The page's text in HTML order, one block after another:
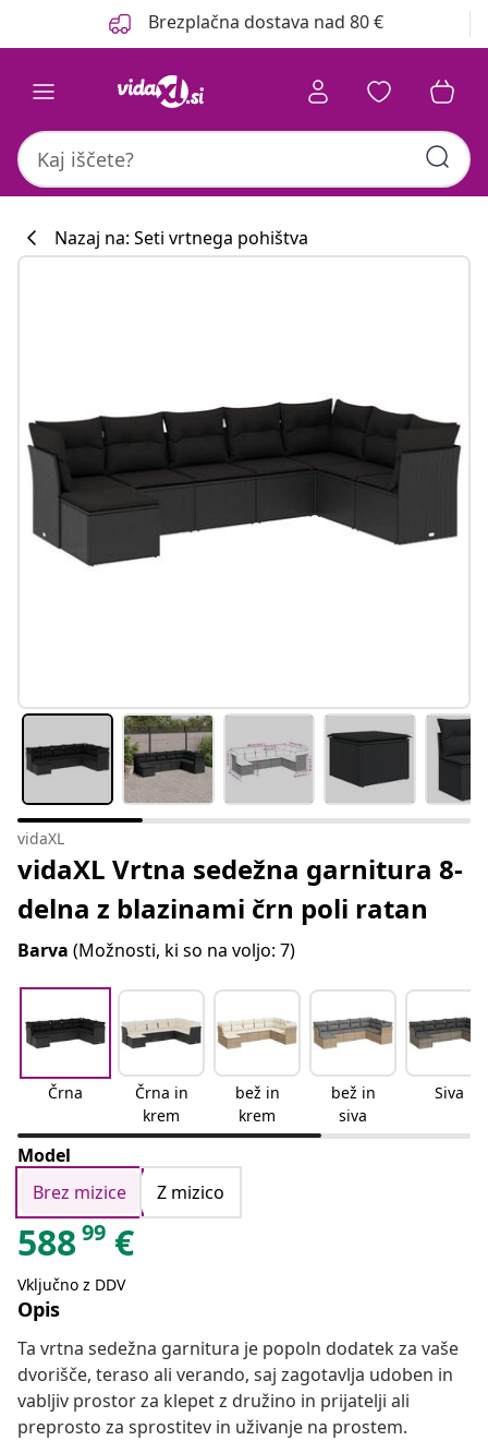
Brezplačna dostava nad 80 €
Nazaj na: Seti vrtnega pohištva
vidaXL
vidaXL Vrtna sedežna garnitura 8-
delna z blazinami črn poli ratan
Barva (Možnosti, ki so na voljo: 7)
Črna
Črna in
krem
bež in
krem
bež in
siva
Siva
Model
Brez mizice
Z mizico
58899 €
Vključno z DDV
Opis
Ta vrtna sedežna garnitura je popoln dodatek za vaše
dvorišče, teraso ali verando, saj zagotavlja udoben in
vabljiv prostor za klepet z družino in prijatelji ali
preprosto za sprostitev in uživanje na prostem.